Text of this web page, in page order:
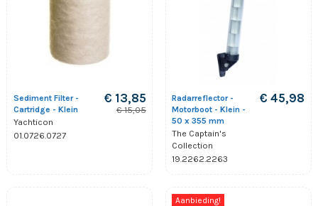
Sediment Filter -
Cartridge - Klein
Yachticon
01.0726.0727
€ 13,85
€ 15,05
Radarreflector -
Motorboot - Klein -
50 x 355 mm
The Captain's
Collection
19.2262.2263
€ 45,98
Aanbieding!